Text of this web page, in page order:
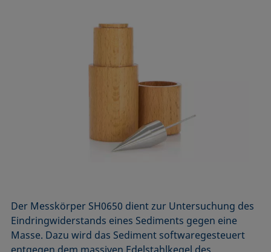
Der Messkörper SH0650 dient zur Untersuchung des
Eindring­widerstands eines Sediments gegen eine
Masse. Dazu wird das Sediment softwaregesteuert